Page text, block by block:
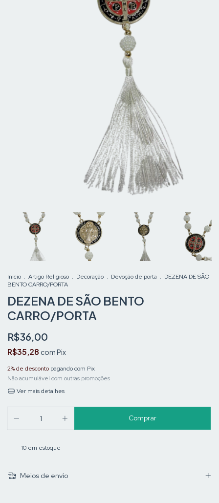
Início . Artigo Religioso . Decoração . Devoção de porta . DEZENA DE SÃO
BENTO CARRO/PORTA
DEZENA DE SÃO BENTO
CARRO/PORTA
R$36,00
R$35,28 comPix
2% de desconto pagando com Pix
Não acumulável com outras promoções
Ver mais detalhes
10 em estoque
Meios de envio